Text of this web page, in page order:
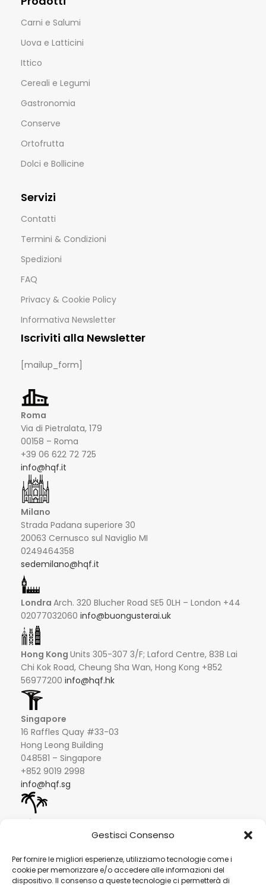
Gestisci Consenso
Per fornire le migliori esperienze, utilizziamo tecnologie come i
cookie per memorizzare e/o accedere alle informazioni del
dispositivo. Il consenso a queste tecnologie ci permetterà di
Carni e Salumi
Uova e Latticini
Ittico
Cereali e Legumi
Gastronomia
Conserve
Ortofrutta
Dolci e Bollicine
Servizi
Contatti
Termini & Condizioni
Spedizioni
FAQ
Privacy & Cookie Policy
Informativa Newsletter
Iscriviti alla Newsletter
[mailup_form]
Roma
Via di Pietralata, 179
00158 – Roma
+39 06 622 72 725
info@hqf.it
Milano
Strada Padana superiore 30
20063 Cernusco sul Naviglio MI
0249464358
sedemilano@hqf.it
Londra Arch. 320 Blucher Road SE5 0LH – London +44
02077032060 info@buongusterai.uk
Hong Kong Units 305-307 3/F; Laford Centre, 838 Lai
Chi Kok Road, Cheung Sha Wan, Hong Kong +852
56977200 info@hqf.hk
Singapore
16 Raffles Quay #33-03
Hong Leong Building
048581 – Singapore
+852 9019 2998
info@hqf.sg
Ibiza
Local 2 (Can Negre) Santa Eularia 07813, Ibiza Baleares
© 2022 Copyright Buongusterai - High Quality Food S.p.A. -
P.iva 08309911009